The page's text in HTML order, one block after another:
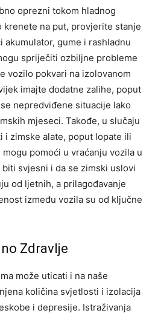
oprezni tokom hladnog
krenete na put, provjerite stanje
akumulator, gume i rashladnu
spriječiti ozbiljne probleme
vozilo pokvari na izolovanom
imajte dodatne zalihe, poput
nepredviđene situacije lako
mjeseci. Takođe, u slučaju
i zimske alate, poput lopate ili
pomoći u vraćanju vozila u
svjesni i da se zimski uslovi
od ljetnih, a prilagođavanje
između vozila su od ključne
Zdravlje
može uticati i na naše
količina svjetlosti i izolacija
i depresije. Istraživanja